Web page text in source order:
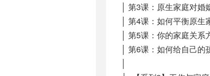
│ 第3课：原生家庭对
│ 第4课：如何平衡原
│ 第5课：你的家庭关
│ 第6课：如何给自己